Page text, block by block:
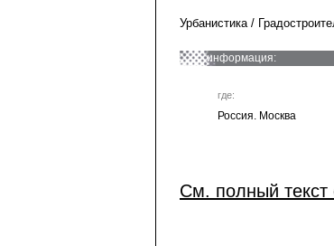
Урбанистика /
информация:
где:
Россия. Москва
См. полный текст